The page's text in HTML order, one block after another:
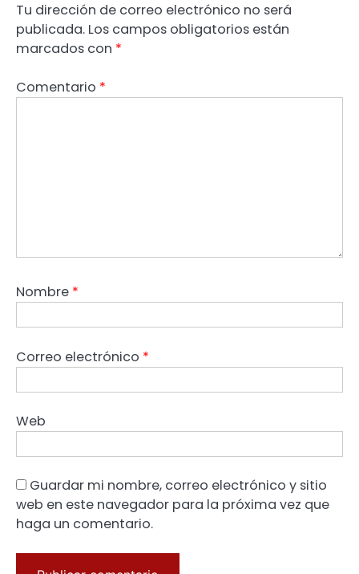
Tu dirección de correo electrónico no será
publicada. Los campos obligatorios están
marcados con *
Comentario *
Nombre *
Correo electrónico *
Web
Guardar mi nombre, correo electrónico y sitio
web en este navegador para la próxima vez que
haga un comentario.